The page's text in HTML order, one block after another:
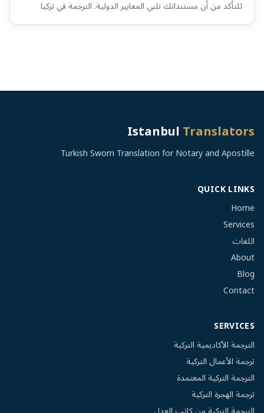
للتأكد من أن مستنداتك تلبي المعايير الدولية. الترجمة في تركيا
IstanbulTranslators
Turkish Sworn Translation for Notary and Apostille
QUICK LINKS
Home
Services
اللغات
About
Blog
Contact
SERVICES
الترجمة الأكاديمية التركية
ترجمة الأعمال التركية
الترجمة التركية المعتمدة
ترجمة الهجرة التركية